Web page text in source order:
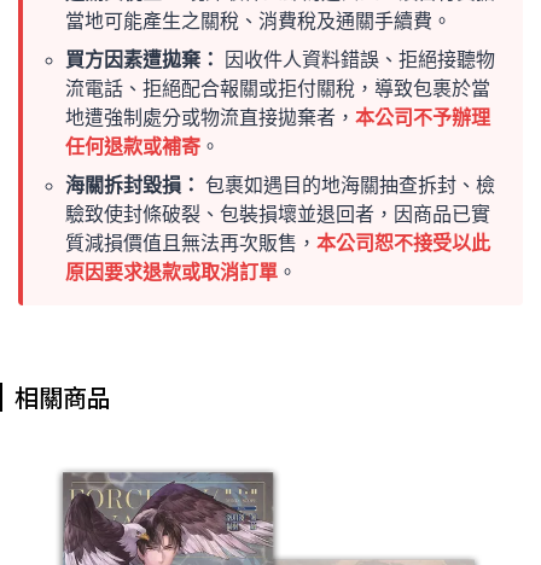
當地可能產生之關稅、消費稅及通關手續費。
買方因素遭拋棄：
因收件人資料錯誤、拒絕接聽物
流電話、拒絕配合報關或拒付關稅，導致包裹於當
地遭強制處分或物流直接拋棄者， 本公司不予辦理
任何退款或補寄 。
海關拆封毀損： 包裹如遇目的地海關抽查拆封、檢
驗致使封條破裂、包裝損壞並退回者，因商品已實
質減損價值且無法再次販售， 本公司恕不接受以此
原因要求退款或取消訂單 。
相關商品